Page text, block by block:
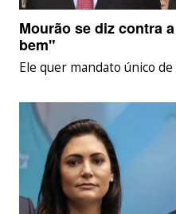
Mourão se diz contra
bem"
Ele quer mandato único de